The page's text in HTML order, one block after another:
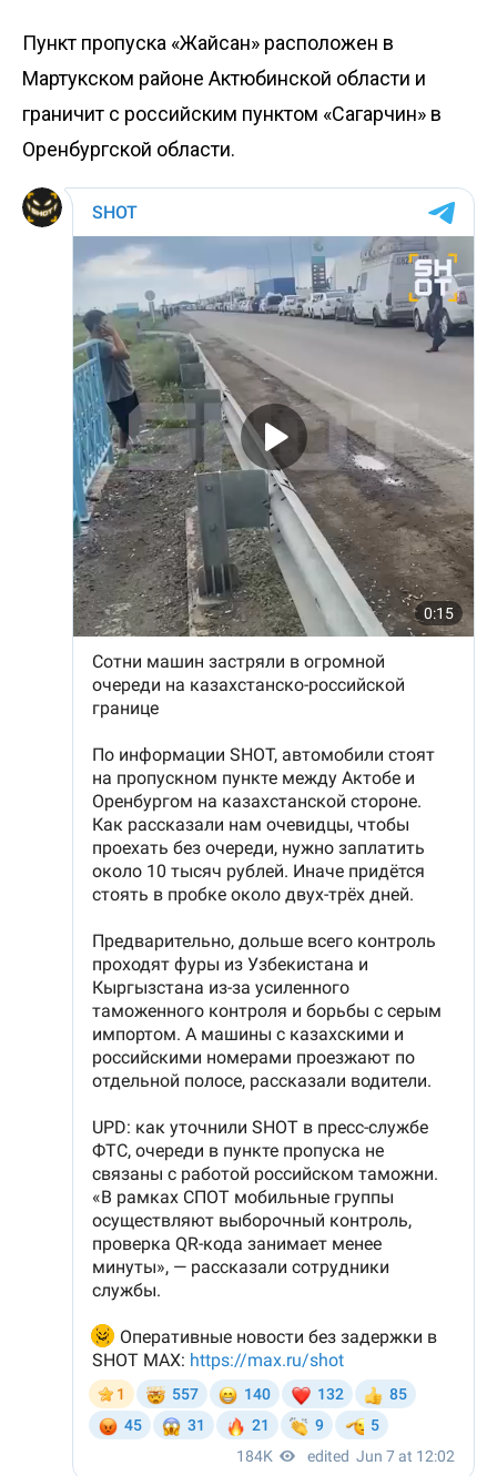
Пункт пропуска «Жайсан» расположен в
Мартукском районе Актюбинской области и
граничит с российским пунктом «Сагарчин» в
Оренбургской области.